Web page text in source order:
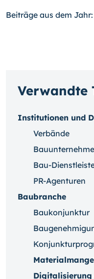
Beiträge aus dem Jahr:
Verwandte
Institutionen und
Verbände
Bau-
PR-Agenturen
Baubranche
Baukonjunktur
Digitalisierung